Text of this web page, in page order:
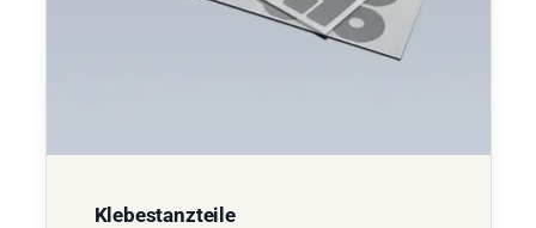
Klebestanzteile